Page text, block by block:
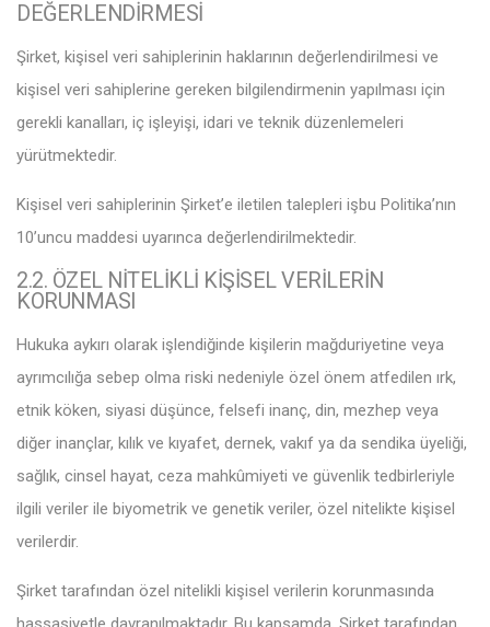
DEĞERLENDİRMESİ
Şirket, kişisel veri sahiplerinin haklarının değerlendirilmesi ve
kişisel veri sahiplerine gereken bilgilendirmenin yapılması için
gerekli kanalları, iç işleyişi, idari ve teknik düzenlemeleri
yürütmektedir.
Kişisel veri sahiplerinin Şirket’e iletilen talepleri işbu Politika’nın
10’uncu maddesi uyarınca değerlendirilmektedir.
2.2. ÖZEL NİTELİKLİ KİŞİSEL VERİLERİN
KORUNMASI
Hukuka aykırı olarak işlendiğinde kişilerin mağduriyetine veya
ayrımcılığa sebep olma riski nedeniyle özel önem atfedilen ırk,
etnik köken, siyasi düşünce, felsefi inanç, din, mezhep veya
diğer inançlar, kılık ve kıyafet, dernek, vakıf ya da sendika üyeliği,
sağlık, cinsel hayat, ceza mahkûmiyeti ve güvenlik tedbirleriyle
ilgili veriler ile biyometrik ve genetik veriler, özel nitelikte kişisel
verilerdir.
Şirket tarafından özel nitelikli kişisel verilerin korunmasında